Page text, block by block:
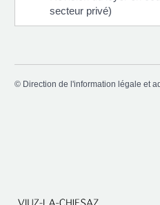
secteur privé)
© Direction de l'information légale et